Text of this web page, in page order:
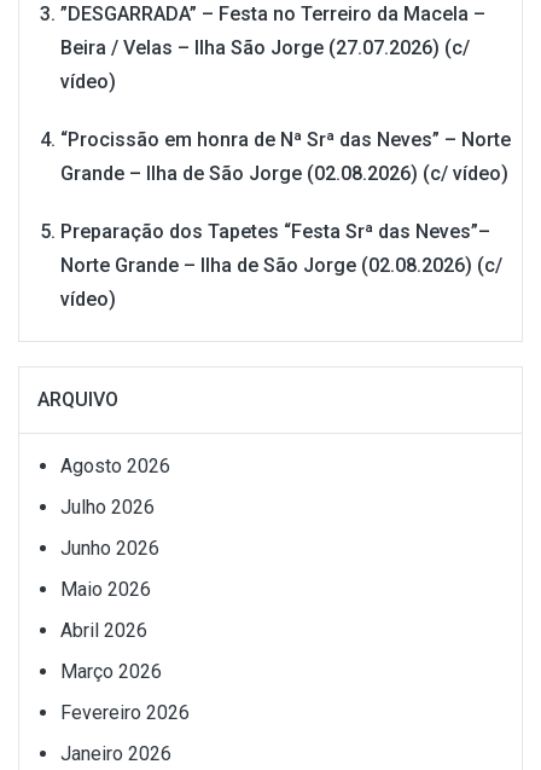
”DESGARRADA” – Festa no Terreiro da Macela –
Beira / Velas – Ilha São Jorge (27.07.2026) (c/
vídeo)
“Procissão em honra de Nª Srª das Neves” – Norte
Grande – Ilha de São Jorge (02.08.2026) (c/ vídeo)
Preparação dos Tapetes “Festa Srª das Neves”–
Norte Grande – Ilha de São Jorge (02.08.2026) (c/
vídeo)
ARQUIVO
Agosto 2026
Julho 2026
Junho 2026
Maio 2026
Abril 2026
Março 2026
Fevereiro 2026
Janeiro 2026